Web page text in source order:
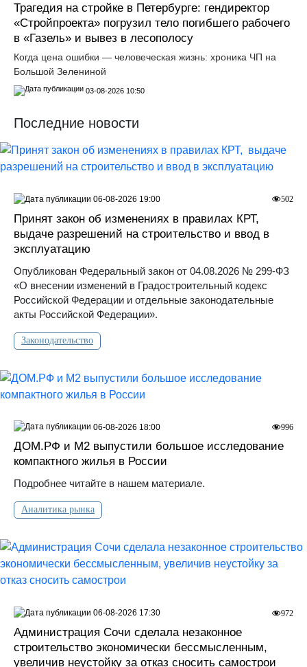
Трагедия на стройке в Петербурге: гендиректор
«Стройпроекта» погрузил тело погибшего рабочего
в «Газель» и вывез в лесополосу
Когда цена ошибки — человеческая жизнь: хроника ЧП на
Большой Зелениной
03-08-2026 10:50
Последние новости
Принят закон об изменениях в правилах КРТ,
выдаче разрешений на строительство и ввод в
эксплуатацию
Опубликован Федеральный закон от 04.08.2026 № 299-ФЗ
«О внесении изменений в Градостроительный кодекс
Российской Федерации и отдельные законодательные
акты Российской Федерации».
Законодательство
502
06-08-2026 19:00
ДOМ.PФ и М2 выпустили большое исследование
компактного жилья в России
Подробнее читайте в нашем материале.
Аналитика рынка
996
06-08-2026 18:00
Администрация Сочи сделала незаконное
строительство экономически бессмысленным,
увеличив неустойку за отказ сносить самострои
972
06-08-2026 17:30